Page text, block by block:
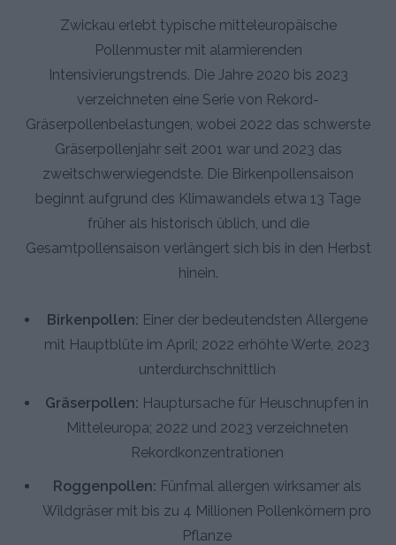
Zwickau erlebt typische mitteleuropäische
Pollenmuster mit alarmierenden
Intensivierungstrends. Die Jahre 2020 bis 2023
verzeichneten eine Serie von Rekord-
Gräserpollenbelastungen, wobei 2022 das schwerste
Gräserpollenjahr seit 2001 war und 2023 das
zweitschwerwiegendste. Die Birkenpollensaison
beginnt aufgrund des Klimawandels etwa 13 Tage
früher als historisch üblich, und die
Gesamtpollensaison verlängert sich bis in den Herbst
hinein.
Birkenpollen: Einer der bedeutendsten Allergene
mit Hauptblüte im April; 2022 erhöhte Werte, 2023
unterdurchschnittlich
Gräserpollen: Hauptursache für Heuschnupfen in
Mitteleuropa; 2022 und 2023 verzeichneten
Rekordkonzentrationen
Roggenpollen: Fünfmal allergen wirksamer als
Wildgräser mit bis zu 4 Millionen Pollenkörnern pro
Pflanze